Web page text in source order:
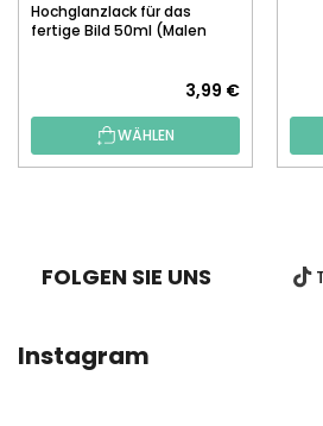
Hochglanzlack für das
fertige Bild 50ml (Malen
3,99 €
WÄHLEN
FOLGEN SIE UNS
Instagram